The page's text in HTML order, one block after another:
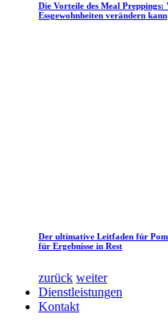
Die Vorteile des Meal
Essgewohnheiten verändern kann
Der ultimative Leitfaden für
für Ergebnisse in Rest
zurück weiter
Dienstleistungen
Kontakt